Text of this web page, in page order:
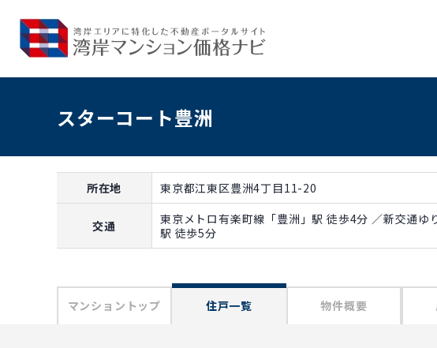
スターコート豊洲
所在地 東京都江東区豊洲4丁目11-20
交通
東京メトロ有楽町線「豊洲」駅 徒歩4分 ／新交通ゆ
駅 徒歩5分
マンショントップ 住戸一覧 物件概要